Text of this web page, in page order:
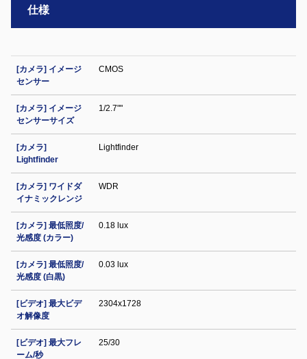
仕様
[カメラ] イメージ
センサー
CMOS
[カメラ] イメージ
センサーサイズ
1/2.7""
[カメラ]
Lightfinder
Lightfinder
[カメラ] ワイドダ
イナミックレンジ
WDR
[カメラ] 最低照度/
光感度 (カラー)
0.18 lux
[カメラ] 最低照度/
光感度 (白黒)
0.03 lux
[ビデオ] 最大ビデ
オ解像度
2304x1728
[ビデオ] 最大フレ
ーム/秒
25/30